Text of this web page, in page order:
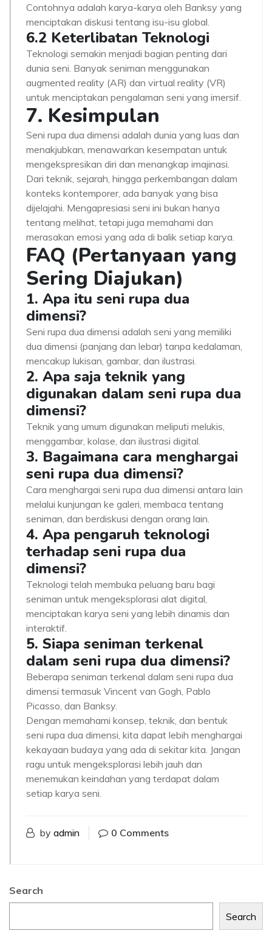
Contohnya adalah karya-karya oleh Banksy yang
menciptakan diskusi tentang isu-isu global.
6.2 Keterlibatan Teknologi
Teknologi semakin menjadi bagian penting dari
dunia seni. Banyak seniman menggunakan
augmented reality (AR) dan virtual reality (VR)
untuk menciptakan pengalaman seni yang imersif.
7. Kesimpulan
Seni rupa dua dimensi adalah dunia yang luas dan
menakjubkan, menawarkan kesempatan untuk
mengekspresikan diri dan menangkap imajinasi.
Dari teknik, sejarah, hingga perkembangan dalam
konteks kontemporer, ada banyak yang bisa
dijelajahi. Mengapresiasi seni ini bukan hanya
tentang melihat, tetapi juga memahami dan
merasakan emosi yang ada di balik setiap karya.
FAQ (Pertanyaan yang
Sering Diajukan)
1. Apa itu seni rupa dua
dimensi?
Seni rupa dua dimensi adalah seni yang memiliki
dua dimensi (panjang dan lebar) tanpa kedalaman,
mencakup lukisan, gambar, dan ilustrasi.
2. Apa saja teknik yang
digunakan dalam seni rupa dua
dimensi?
Teknik yang umum digunakan meliputi melukis,
menggambar, kolase, dan ilustrasi digital.
3. Bagaimana cara menghargai
seni rupa dua dimensi?
Cara menghargai seni rupa dua dimensi antara lain
melalui kunjungan ke galeri, membaca tentang
seniman, dan berdiskusi dengan orang lain.
4. Apa pengaruh teknologi
terhadap seni rupa dua
dimensi?
Teknologi telah membuka peluang baru bagi
seniman untuk mengeksplorasi alat digital,
menciptakan karya seni yang lebih dinamis dan
interaktif.
5. Siapa seniman terkenal
dalam seni rupa dua dimensi?
Beberapa seniman terkenal dalam seni rupa dua
dimensi termasuk Vincent van Gogh, Pablo
Picasso, dan Banksy.
Dengan memahami konsep, teknik, dan bentuk
seni rupa dua dimensi, kita dapat lebih menghargai
kekayaan budaya yang ada di sekitar kita. Jangan
ragu untuk mengeksplorasi lebih jauh dan
menemukan keindahan yang terdapat dalam
setiap karya seni.
by admin 0 Comments
Search
Search